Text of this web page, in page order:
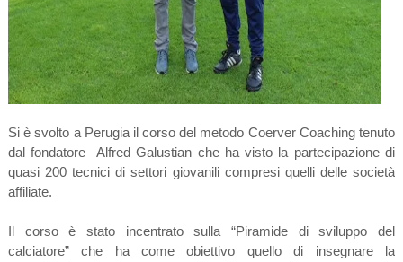
Si è svolto a Perugia il corsodel metodo Coerver Coaching tenuto
dal fondatore Alfred Galustian che ha visto la partecipazione di
quasi 200 tecnici di settori giovanili compresi quelli delle società
affiliate.
Il corso è stato incentrato sulla “Piramide di sviluppo del
calciatore” che ha come obiettivo quello di insegnare la